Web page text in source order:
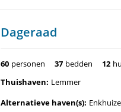
Dageraad
60 personen 37 bedden 12
Thuishaven: Lemmer
Alternatieve haven(s):